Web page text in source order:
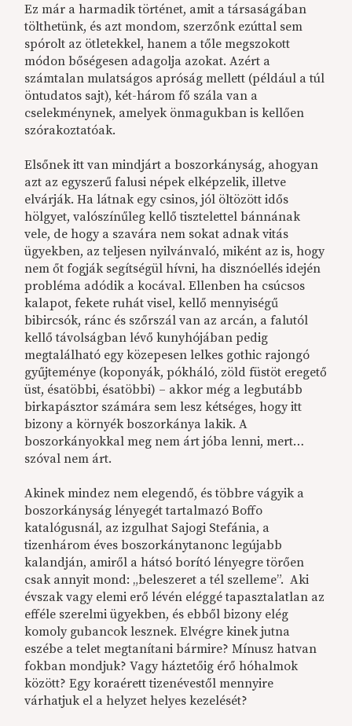
Ez már a harmadik történet, amit a társaságában
tölthetünk, és azt mondom, szerzőnk ezúttal sem
spórolt az ötletekkel, hanem a tőle megszokott
módon bőségesen adagolja azokat. Azért a
számtalan mulatságos apróság mellett (például a túl
öntudatos sajt), két-három fő szála van a
cselekménynek, amelyek önmagukban is kellően
szórakoztatóak.
Elsőnek itt van mindjárt a boszorkányság, ahogyan
azt az egyszerű falusi népek elképzelik, illetve
elvárják. Ha látnak egy csinos, jól öltözött idős
hölgyet, valószínűleg kellő tisztelettel bánnának
vele, de hogy a szavára nem sokat adnak vitás
ügyekben, az teljesen nyilvánvaló, miként az is, hogy
nem őt fogják segítségül hívni, ha disznóellés idején
probléma adódik a kocával. Ellenben ha csúcsos
kalapot, fekete ruhát visel, kellő mennyiségű
bibircsók, ránc és szőrszál van az arcán, a falutól
kellő távolságban lévő kunyhójában pedig
megtalálható egy közepesen lelkes gothic rajongó
gyűjteménye (koponyák, pókháló, zöld füstöt eregető
üst, ésatöbbi, ésatöbbi) – akkor még a legbutább
birkapásztor számára sem lesz kétséges, hogy itt
bizony a környék boszorkánya lakik. A
boszorkányokkal meg nem árt jóba lenni, mert…
szóval nem árt.
Akinek mindez nem elegendő, és többre vágyik a
boszorkányság lényegét tartalmazó Boffo
katalógusnál, az izgulhat Sajogi Stefánia, a
tizenhárom éves boszorkánytanonc legújabb
kalandján, amiről a hátsó borító lényegre törően
csak annyit mond: „beleszeret a tél szelleme”. Aki
évszak vagy elemi erő lévén eléggé tapasztalatlan az
efféle szerelmi ügyekben, és ebből bizony elég
komoly gubancok lesznek. Elvégre kinek jutna
eszébe a telet megtanítani bármire? Mínusz hatvan
fokban mondjuk? Vagy háztetőig érő hóhalmok
között? Egy koraérett tizenévestől mennyire
várhatjuk el a helyzet helyes kezelését?